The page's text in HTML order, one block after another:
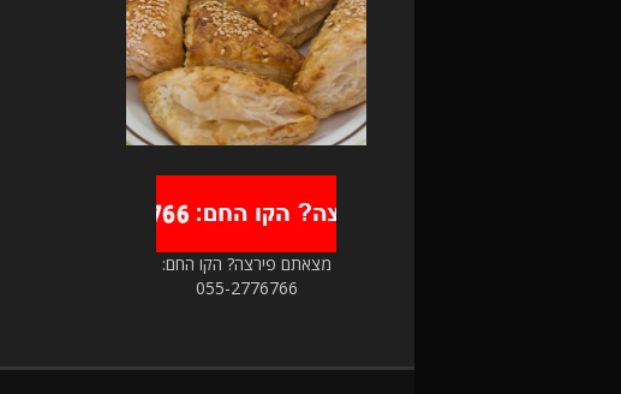
מצאתם פירצה? הקו החם:
055-2776766